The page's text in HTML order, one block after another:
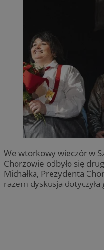
We wtorkowy wieczór w
Chorzowie odbyło się
Michałka, Prezydenta
razem dyskusja